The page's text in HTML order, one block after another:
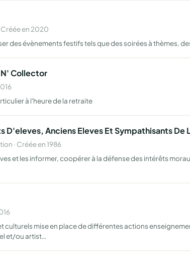
Créée en 2020
des évènements festifs tels que des soirées à thèmes,
Collector
à l'heure de la retraite
D'eleves, Anciens Eleves Et Sympathisants De
· Créée en 1986
et les informer, coopérer à la défense des intérêts
culturels mise en place de différentes actions
et/ou artist…